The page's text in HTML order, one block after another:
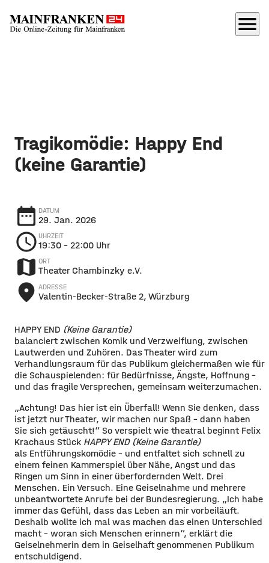
menu
Tragikomödie: Happy End
(keine Garantie)
date_range DATUM
29. Jan. 2026
schedule UHRZEIT
19:30 – 22:00 Uhr
map ORT
Theater Chambinzky e.V.
place ADRESSE
Valentin-Becker-Straße 2, Würzburg
HAPPY END (Keine Garantie)
balanciert zwischen Komik und Verzweiflung, zwischen
Lautwerden und Zuhören. Das Theater wird zum
Verhandlungsraum für das Publikum gleichermaßen wie für
die Schauspielenden: für Bedürfnisse, Ängste, Hoffnung –
und das fragile Versprechen, gemeinsam weiterzumachen.
„Achtung! Das hier ist ein Überfall! Wenn Sie denken, dass
ist jetzt nur Theater, wir machen nur Spaß – dann haben
Sie sich getäuscht!“ So verspielt wie theatral beginnt Felix
Krachaus Stück HAPPY END (Keine Garantie)
als Entführungskomödie – und entfaltet sich schnell zu
einem feinen Kammerspiel über Nähe, Angst und das
Ringen um Sinn in einer überfordernden Welt. Drei
Menschen. Ein Versuch. Eine Geiselnahme und mehrere
unbeantwortete Anrufe bei der Bundesregierung. „Ich habe
immer das Gefühl, dass das Leben an mir vorbeiläuft.
Deshalb wollte ich mal was machen das einen Unterschied
macht – woran sich Menschen erinnern“, erklärt die
Geiselnehmerin dem in Geiselhaft genommenen Publikum
entschuldigend.